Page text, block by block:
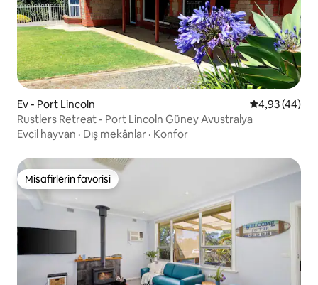
Ev - Port Lincoln 5 üzerinden
4,93 (44)
Rustlers Retreat - Port Lincoln Güney Avustralya
Evcil hayvan · Dış mekânlar · Konfor
Misafirlerin favorisi
Misafirlerin favorisi